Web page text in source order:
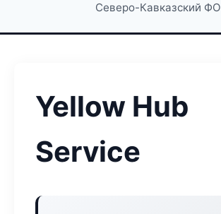
Северо-Кавказский ФО
Yellow Hub
Service